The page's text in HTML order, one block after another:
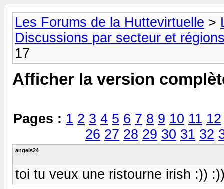
Les Forums de la Huttevirtuelle >
Discussions par secteur et
17
Afficher la version
Pages : 1 2 3 4 5 6 7 8 9 10 11 12
26 27 28 29 30 31 32
angels24
toi tu veux une ristourne irish :))